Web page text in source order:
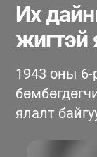
Их
жигтэй
1943 оны 6-
ялалт